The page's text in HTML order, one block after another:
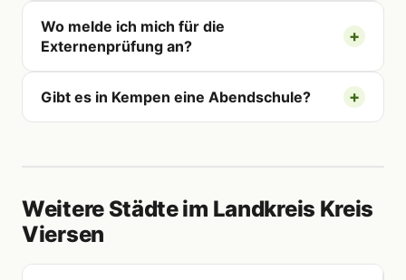
Wo melde ich mich für die
Externenprüfung an?
Gibt es in Kempen eine Abendschule?
Weitere Städte im Landkreis Kreis
Viersen